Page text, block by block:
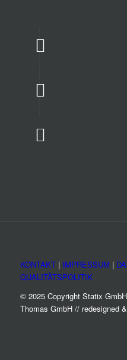
KONTAKT| IMPRESSUM |
QUALITÄTSPOLITIK
© 2025 Copyright Statix
Thomas GmbH // redesigned